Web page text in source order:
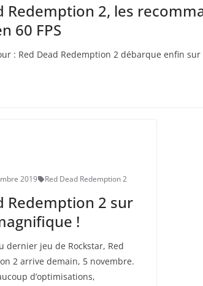
Redemption 2, les
60 FPS
: Red Dead Redemption 2 débarque enfin
2019 Red Dead Redemption 2
Redemption 2 sur
!
dernier jeu de Rockstar, Red
2 arrive demain, 5 novembre.
d’optimisations,